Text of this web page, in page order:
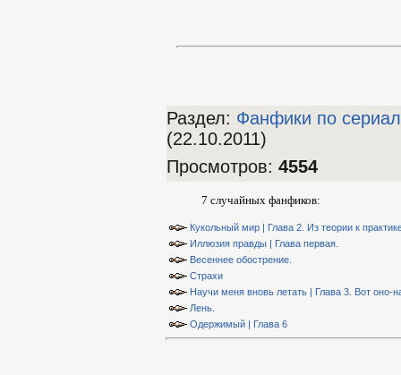
Раздел: Фанфики по
(22.10.2011)
Просмотров: 4554
7 случайных фанфиков:
Кукольный мир | Глава 2. Из теории к
Иллюзия правды | Глава первая.
Весеннее обострение.
Страхи
Научи меня вновь летать | Глава 3. Вот оно-
Лень.
Одержимый | Глава 6